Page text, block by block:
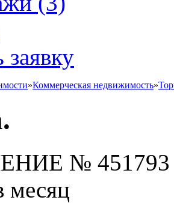
заявку
»Коммерческая недвижимость»
№ 451793
месяц